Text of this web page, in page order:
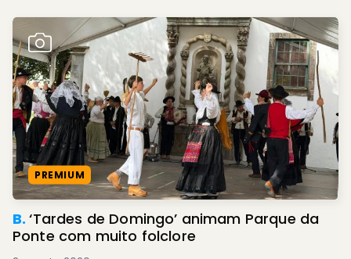
PREMIUM
B.‘Tardes de Domingo’ animam Parque da
Ponte com muito folclore